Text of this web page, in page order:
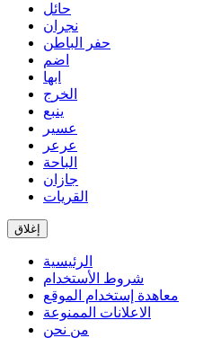
حائل
نجران
حفر الباطن
اضم
ابها
الخرج
ينبع
عسير
عرعر
الباحة
جازان
القريات
إغلاق
الرئيسية
شروط الأستخدام
معاهدة إستخدام الموقع
الاعلانات الممنوعة
من نحن